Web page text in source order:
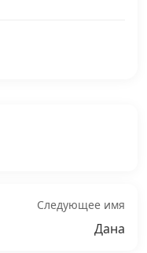
Следующее имя
Дана